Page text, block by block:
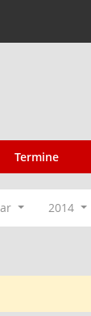
Termine
2014